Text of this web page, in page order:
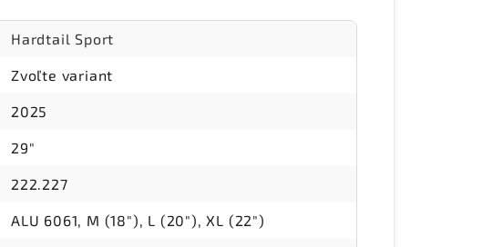
Hardtail Sport
Zvoľte variant
2025
29"
222.227
ALU 6061, M (18"), L (20"), XL (22")